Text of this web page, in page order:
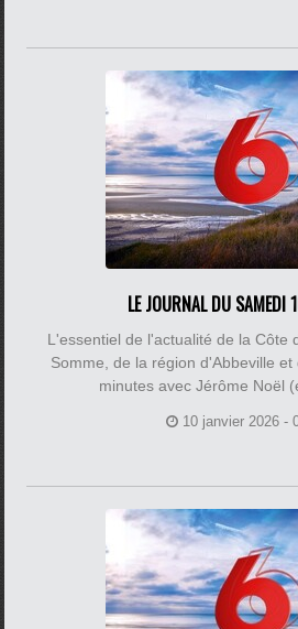
LE JOURNAL DU SAMEDI
L'essentiel de l'actualité de la Côte
Somme, de la région d'Abbeville
minutes avec Jérôme Noël
10 janvier 2026 -